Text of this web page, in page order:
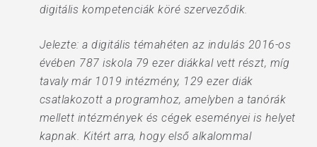
digitális kompetenciák köré szerveződik.
Jelezte: a digitális témahéten az indulás 2016-os
évében 787 iskola 79 ezer diákkal vett részt, míg
tavaly már 1019 intézmény, 129 ezer diák
csatlakozott a programhoz, amelyben a tanórák
mellett intézmények és cégek eseményei is helyet
kapnak. Kitért arra, hogy első alkalommal